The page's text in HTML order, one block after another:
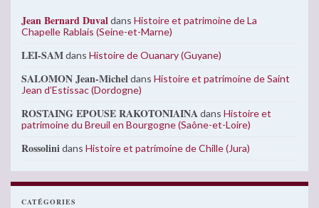
Jean Bernard Duvaldans Histoire et patrimoine de La
Chapelle Rablais (Seine-et-Marne)
LEI-SAMdans Histoire de Ouanary (Guyane)
SALOMON Jean-Micheldans Histoire et patrimoine de Saint
Jean d’Estissac (Dordogne)
ROSTAING EPOUSE RAKOTONIAINAdans Histoire et
patrimoine du Breuil en Bourgogne (Saône-et-Loire)
Rossolinidans Histoire et patrimoine de Chille (Jura)
CATÉGORIES